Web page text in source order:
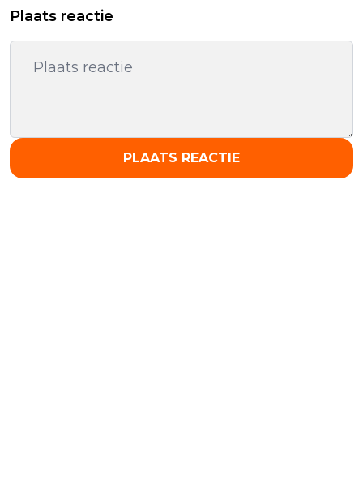
Plaats reactie
PLAATS REACTIE